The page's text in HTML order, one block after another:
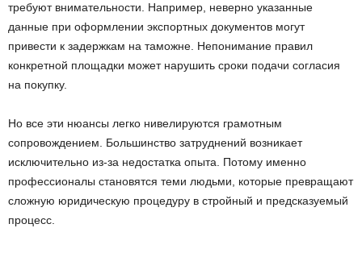
требуют внимательности. Например, неверно указанные
данные при оформлении экспортных документов могут
привести к задержкам на таможне. Непонимание правил
конкретной площадки может нарушить сроки подачи согласия
на покупку.
Но все эти нюансы легко нивелируются грамотным
сопровождением. Большинство затруднений возникает
исключительно из-за недостатка опыта. Потому именно
профессионалы становятся теми людьми, которые превращают
сложную юридическую процедуру в стройный и предсказуемый
процесс.